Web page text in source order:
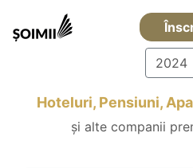
2024
Hoteluri, Pensiuni,
și alte companii